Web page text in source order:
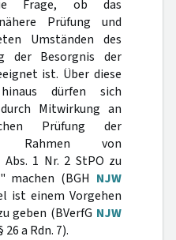
Frage, ob das
Prüfung und
Umständen des
der Besorgnis der
ist. Über diese
dürfen sich
Mitwirkung an
Prüfung der
Rahmen von
Abs. 1 Nr. 2 StPO zu
machen (BGH NJW
ist einem Vorgehen
geben (BVerfG NJW
26 a Rdn. 7).